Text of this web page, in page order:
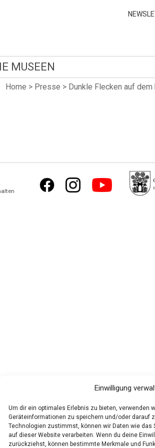
Einwilligung
Um dir ein optimales Erlebnis zu bieten, verwenden
Geräteinformationen zu speichern und/oder darauf
Technologien zustimmst, können wir Daten wie das
auf dieser Website verarbeiten. Wenn du deine
zurückziehst, können bestimmte Merkmale und
MUSEEN
Home > Presse > Dunkle Flecken auf dem